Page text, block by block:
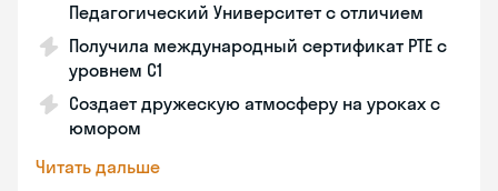
Педагогический Университет с отличием
Получила международный сертификат PTE с
уровнем C1
Создает дружескую атмосферу на уроках с
юмором
Читать дальше